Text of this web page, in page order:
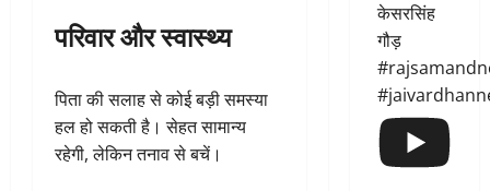
परिवार और स्वास्थ्य
पिता की सलाह से कोई बड़ी समस्या
हल हो सकती है। सेहत सामान्य
रहेगी, लेकिन तनाव से बचें।
केसरसिंह
गौड़